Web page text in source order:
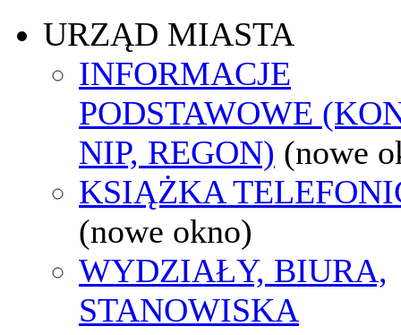
URZĄD MIASTA
INFORMACJE
PODSTAWOWE
NIP, REGON) (nowe
KSIĄŻKA
(nowe okno)
WYDZIAŁY, BIURA,
STANOWISKA